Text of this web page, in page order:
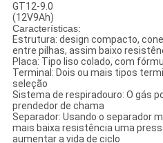
GT12-9.0
(12V9Ah)
Características:
Estrutura: design compacto,
entre pilhas, assim baixo
Placa: Tipo liso colado, com
Terminal: Dois ou mais tipos
seleção
Sistema de respiradouro: O gás
prendedor de chama
Separador: Usando o separador
mais baixa resistência uma
aumentar a vida de ciclo